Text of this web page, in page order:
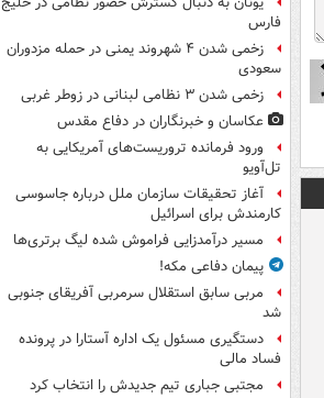
فارس
زخمی شدن ۴ شهروند یمنی در حمله مزدوران
سعودی
زخمی شدن ۳ نظامی لبنانی در زوطر غربی
عکاسان و خبرنگاران در دفاع مقدس
ورود فرمانده تروریست‌های آمریکایی به
تل‌آویو
آغاز تحقیقات سازمان ملل درباره جاسوسی
کارمندش برای اسرائیل
مسیر درآمدزایی فراموش شده لیگ برتری‌ها
پیمان دفاعی مکه!
مربی سابق استقلال سرمربی آفریقای جنوبی
شد
دستگیری مسئول یک اداره آستارا در پرونده
فساد مالی
مجتبی جباری تیم جدیدش را انتخاب کرد